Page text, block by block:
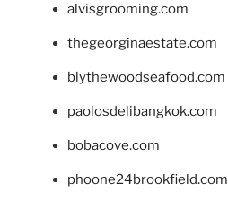
alvisgrooming.com
thegeorginaestate.com
blythewoodseafood.com
paolosdelibangkok.com
bobacove.com
phoone24brookfield.com